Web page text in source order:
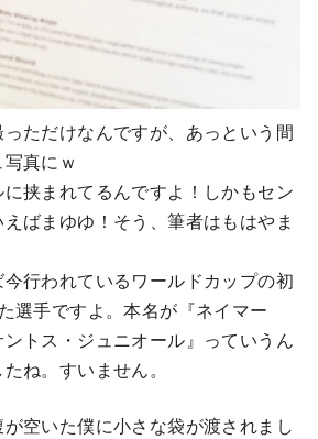
ただけなんですが、あっという間
真にｗ
挟まれてるんですよ！しかもセン
ばまゆゆ！そう、筆者はもはやま
行われているワールドカップの初
選手ですよ。本名が『ネイマー
トス・ジュニオール』っていうん
ね。すいません。
空いた僕に小さな袋が渡されまし